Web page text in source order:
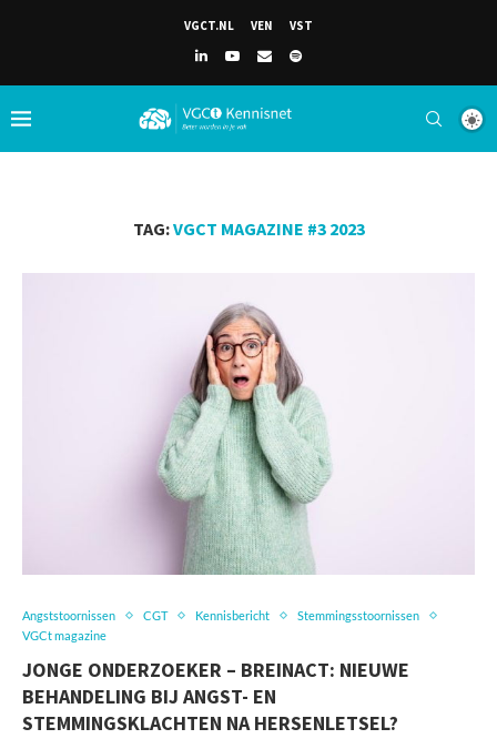
VGCT.NL VEN VST
TAG:VGCT MAGAZINE #3 2023
Angststoornissen CGT Kennisbericht
Stemmingsstoornissen
VGCt magazine
JONGE ONDERZOEKER – BREINACT: NIEUWE
BEHANDELING BIJ ANGST- EN
STEMMINGSKLACHTEN NA HERSENLETSEL?